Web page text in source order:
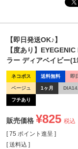
【即日発送OK♪】
【度あり】
ラー ディアベイビー
ネコポス 送料無料 即
ベージュ 1ヶ月
フチあり
販売価格 ¥825 税込
[ 75 ポイント進呈 ]
送料込